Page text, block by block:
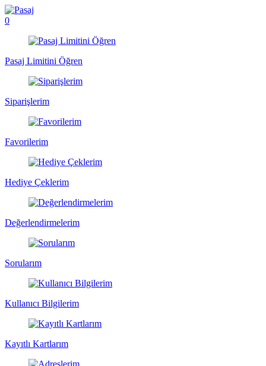
0
Pasaj Limitini Öğren
Siparişlerim
Favorilerim
Hediye Çeklerim
Değerlendirmelerim
Sorularım
Kullanıcı Bilgilerim
Kayıtlı Kartlarım